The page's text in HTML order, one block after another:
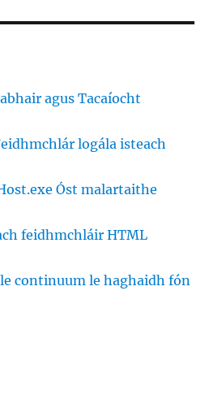
agus Tacaíocht
logála isteach
Óst malartaithe
feidhmchláir HTML
continuum le haghaidh fón